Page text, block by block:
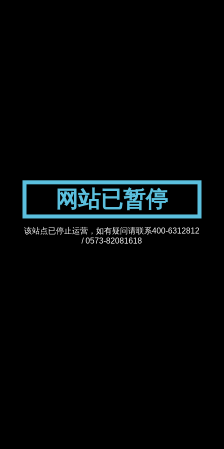
网站已暂停
该站点已停止运营，如有疑问请联系400-6312812
/ 0573-82081618